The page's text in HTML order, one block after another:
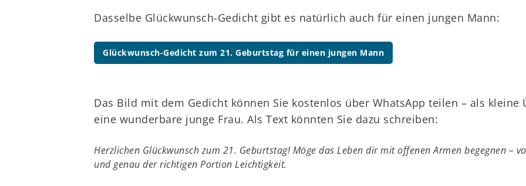
Dasselbe Glückwunsch-Gedicht gibt es natürlich auch für einen jungen Mann:
Glückwunsch-Gedicht zum 21. Geburtstag für einen jungen Mann
Das Bild mit dem Gedicht können Sie kostenlos über WhatsApp teilen – als kleine
eine wunderbare junge Frau. Als Text könnten Sie dazu schreiben:
Herzlichen Glückwunsch zum 21. Geburtstag! Möge das Leben dir mit offenen Armen begegnen –
und genau der richtigen Portion Leichtigkeit.